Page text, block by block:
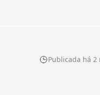
Publicada há 2